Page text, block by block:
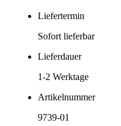
Liefertermin
Sofort lieferbar
Lieferdauer
1-2 Werktage
Artikelnummer
9739-01